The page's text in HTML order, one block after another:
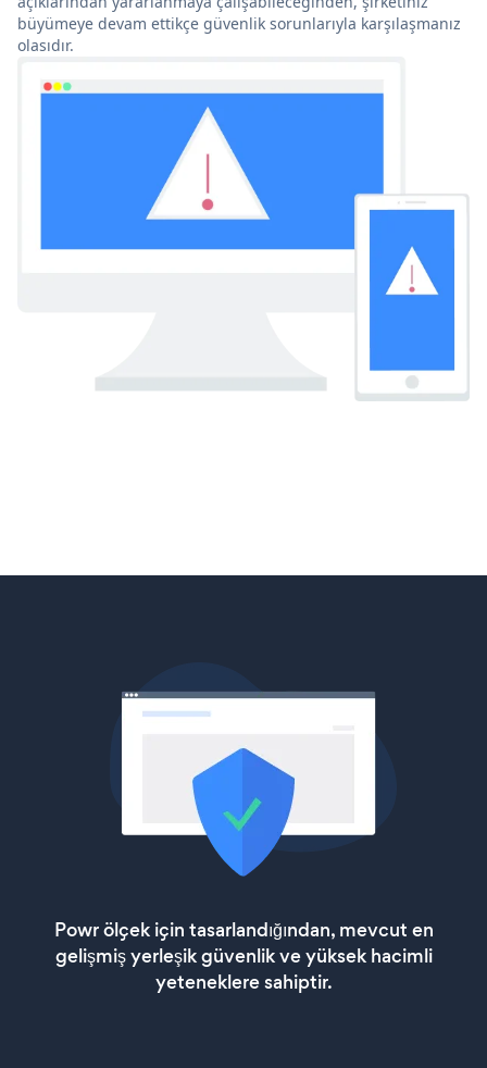
büyümeye devam ettikçe güvenlik sorunlarıyla karşılaşmanız
olasıdır.
Powr ölçek için tasarlandığından, mevcut en
gelişmiş yerleşik güvenlik ve yüksek hacimli
yeteneklere sahiptir.